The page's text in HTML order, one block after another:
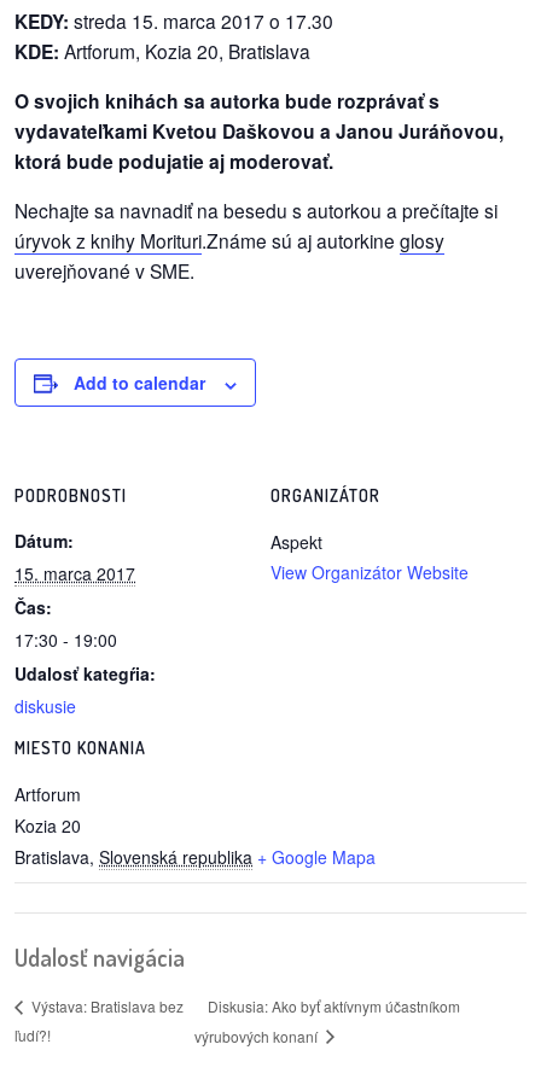
/
knihy
výstavy
o
nás
podpora
podporili
autorské
kontaktujte
nás
reklama
KEDY: streda 15. marca 2017 o 17.30
KDE: Artforum, Kozia 20, Bratislava
O svojich knihách sa autorka bude rozprávať s
vydavateľkami Kvetou Daškovou a Janou Juráňovou,
ktorá bude podujatie aj moderovať.
Nechajte sa navnadiť na besedu s autorkou a prečítajte si
úryvok z knihy Morituri.Známe sú aj autorkine glosy
uverejňované v SME.
Add to calendar
PODROBNOSTI
Dátum:
15. marca 2017
Čas:
17:30 - 19:00
Udalosť kategŕia:
diskusie
MIESTO KONANIA
Artforum
Kozia 20
Bratislava, Slovenská republika + Google Mapa
ORGANIZÁTOR
Aspekt
View Organizátor Website
Udalosť navigácia
Výstava: Bratislava bez
ľudí?!
Diskusia: Ako byť aktívnym účastníkom
výrubových konaní